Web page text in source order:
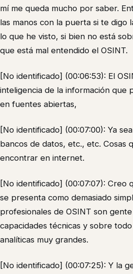
mí me queda mucho por saber.
las manos con la puerta si te digo
lo que he visto, si bien no está
que está mal entendido el OSINT.
[No identificado] (00:06:53): El
inteligencia de la información que
en fuentes abiertas,
[No identificado] (00:07:00): Ya
bancos de datos, etc., etc. Cosas
encontrar en internet.
[No identificado] (00:07:07): Creo
se presenta como demasiado
profesionales de OSINT son
capacidades técnicas y sobre
analíticas muy grandes.
[No identificado] (00:07:25): Y la